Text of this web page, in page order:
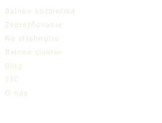
Balnea kozmetika
Zverejňovanie
Na stiahnutie
Balnea cluster
Blog
TIC
O nás